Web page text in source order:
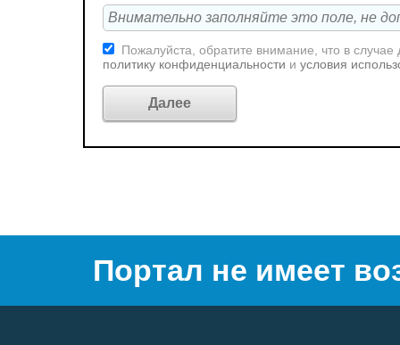
Пожалуйста, обратите внимание, что в
политику конфиденциальности и условия
Портал не имеет